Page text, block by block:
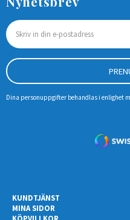
Dina personuppgifter behandlas i enlighet
KUNDTJÄNST
MINA SIDOR